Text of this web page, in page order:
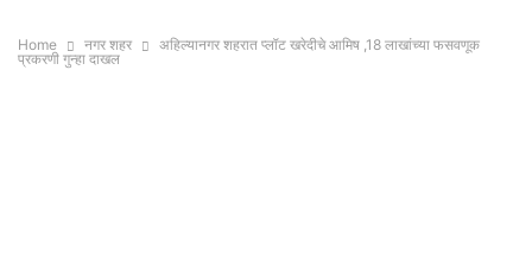
Home नगर शहर
अहिल्यानगर शहरात प्लॉट खरेदीचे आमिष ,18 लाखांच्या फसवणूक
प्रकरणी गुन्हा दाखल